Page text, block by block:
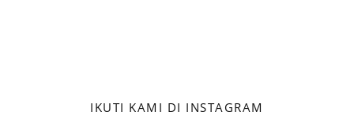
IKUTI KAMI DI INSTAGRAM